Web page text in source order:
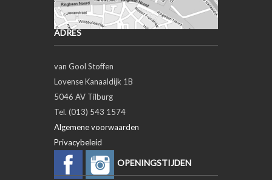
ADRES
van Gool Stoffen
Lovense Kanaaldijk 1B
5046 AV Tilburg
Tel. (013) 543 1574
Algemene voorwaarden
Privacybeleid
OPENINGSTIJDEN